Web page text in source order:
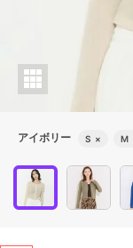
アイボリー S × M